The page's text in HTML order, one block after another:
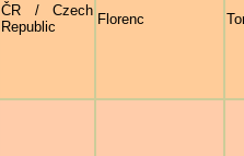
ČR / Czech
Republic
Florenc